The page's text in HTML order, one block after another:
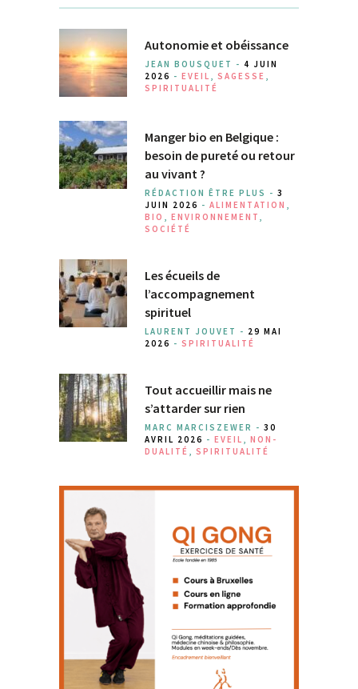
Autonomie et obéissance
JEAN BOUSQUET - 4 JUIN
2026 - EVEIL , SAGESSE ,
SPIRITUALITÉ
Manger bio en Belgique :
besoin de pureté ou retour
au vivant ?
RÉDACTION ÊTRE PLUS - 3
JUIN 2026 - ALIMENTATION ,
BIO , ENVIRONNEMENT ,
SOCIÉTÉ
Les écueils de
l’accompagnement
spirituel
LAURENT JOUVET - 29 MAI
2026 - SPIRITUALITÉ
Tout accueillir mais ne
s’attarder sur rien
MARC MARCISZEWER - 30
AVRIL 2026 - EVEIL , NON-
DUALITÉ , SPIRITUALITÉ